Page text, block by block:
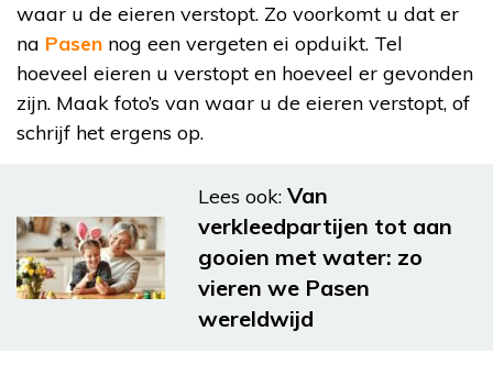
waar u de eieren verstopt. Zo voorkomt u dat er
na Pasen nog een vergeten ei opduikt. Tel
hoeveel eieren u verstopt en hoeveel er gevonden
zijn. Maak foto’s van waar u de eieren verstopt, of
schrijf het ergens op.
Lees ook: Van
verkleedpartijen tot aan
gooien met water: zo
vieren we Pasen
wereldwijd